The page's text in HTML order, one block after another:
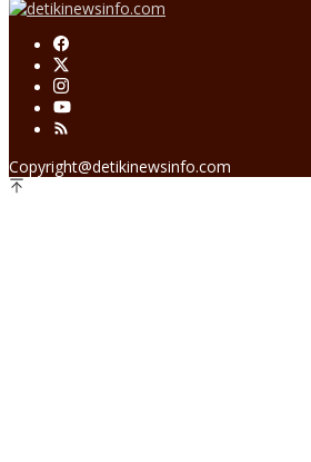
Copyright@detikinewsinfo.com